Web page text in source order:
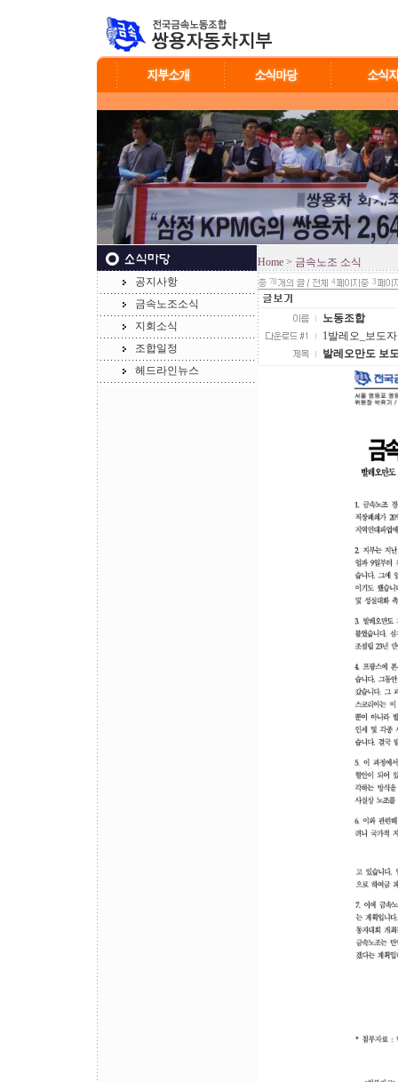
공지사항
금속노조소식
지회소식
조합일정
헤드라인뉴스
Home > 금속노조 소식
78 4 3
노동조합
1발레오_보도
발레오만도 보